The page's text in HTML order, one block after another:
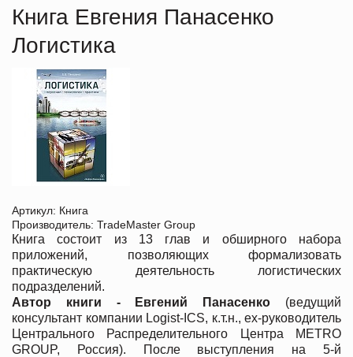
Книга Евгения Панасенко
Логистика
Артикул: Книга
Производитель: TradeMaster Group
Книга состоит из 13 глав и обширного набора
приложений, позволяющих формализовать
практическую деятельность логистических
подразделений.
Автор книги - Евгений Панасенко (ведущий
консультант компании Logist-ICS, к.т.н., ex-руководитель
Центрального Распределительного Центра METRO
GROUP, Россия). После выступления на 5-й